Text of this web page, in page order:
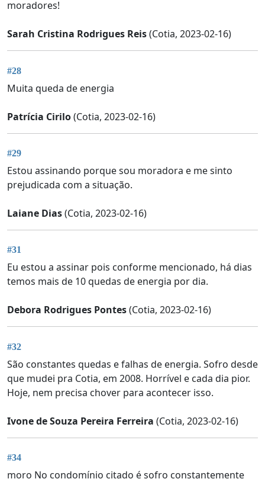
moradores!
Sarah Cristina Rodrigues Reis(Cotia, 2023-02-16)
#28
Muita queda de energia
Patrícia Cirilo(Cotia, 2023-02-16)
#29
Estou assinando porque sou moradora e me sinto
prejudicada com a situação.
Laiane Dias(Cotia, 2023-02-16)
#31
Eu estou a assinar pois conforme mencionado, há dias
temos mais de 10 quedas de energia por dia.
Debora Rodrigues Pontes(Cotia, 2023-02-16)
#32
São constantes quedas e falhas de energia. Sofro desde
que mudei pra Cotia, em 2008. Horrível e cada dia pior.
Hoje, nem precisa chover para acontecer isso.
Ivone de Souza Pereira Ferreira (Cotia, 2023-02-16)
#34
moro No condomínio citado é sofro constantemente